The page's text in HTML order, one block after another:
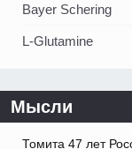
Bayer Schering
L-Glutamine
Мысли
Томита 47 лет